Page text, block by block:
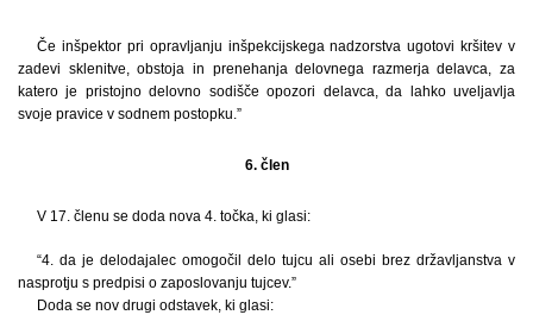
Če inšpektor pri opravljanju inšpekcijskega nadzorstva ugotovi kršitev v
zadevi sklenitve, obstoja in prenehanja delovnega razmerja delavca, za
katero je pristojno delovno sodišče opozori delavca, da lahko uveljavlja
svoje pravice v sodnem postopku.”
6. člen
V 17. členu se doda nova 4. točka, ki glasi:
“4. da je delodajalec omogočil delo tujcu ali osebi brez državljanstva v
nasprotju s predpisi o zaposlovanju tujcev.”
Doda se nov drugi odstavek, ki glasi: